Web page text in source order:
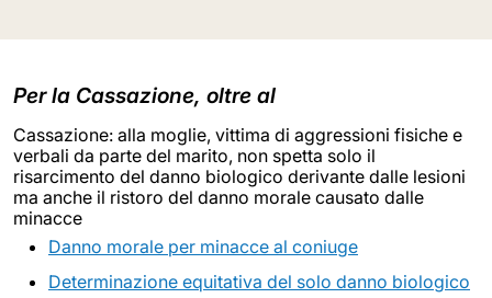
Per la Cassazione, oltre al
Cassazione: alla moglie, vittima di aggressioni fisiche e
verbali da parte del marito, non spetta solo il
risarcimento del danno biologico derivante dalle lesioni
ma anche il ristoro del danno morale causato dalle
minacce
Danno morale per minacce al coniuge
Determinazione equitativa del solo danno biologico